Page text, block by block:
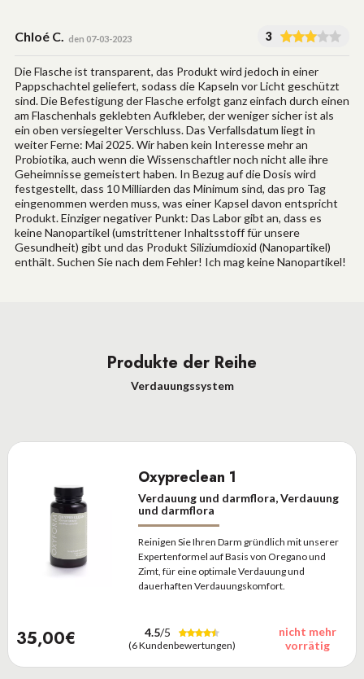
Chloé C. den 07-03-2023 3
Die Flasche ist transparent, das Produkt wird jedoch in einer
Pappschachtel geliefert, sodass die Kapseln vor Licht geschützt
sind. Die Befestigung der Flasche erfolgt ganz einfach durch einen
am Flaschenhals geklebten Aufkleber, der weniger sicher ist als
ein oben versiegelter Verschluss. Das Verfallsdatum liegt in
weiter Ferne: Mai 2025. Wir haben kein Interesse mehr an
Probiotika, auch wenn die Wissenschaftler noch nicht alle ihre
Geheimnisse gemeistert haben. In Bezug auf die Dosis wird
festgestellt, dass 10 Milliarden das Minimum sind, das pro Tag
eingenommen werden muss, was einer Kapsel davon entspricht
Produkt. Einziger negativer Punkt: Das Labor gibt an, dass es
keine Nanopartikel (umstrittener Inhaltsstoff für unsere
Gesundheit) gibt und das Produkt Siliziumdioxid (Nanopartikel)
enthält. Suchen Sie nach dem Fehler! Ich mag keine Nanopartikel!
Produkte der Reihe
Verdauungssystem
Oxypreclean 1
Verdauung und darmflora, Verdauung
und darmflora
Reinigen Sie Ihren Darm gründlich mit unserer
Expertenformel auf Basis von Oregano und
Zimt, für eine optimale Verdauung und
dauerhaften Verdauungskomfort.
35,00€ 4.5/5
(6 Kundenbewertungen)
nicht mehr
vorrätig